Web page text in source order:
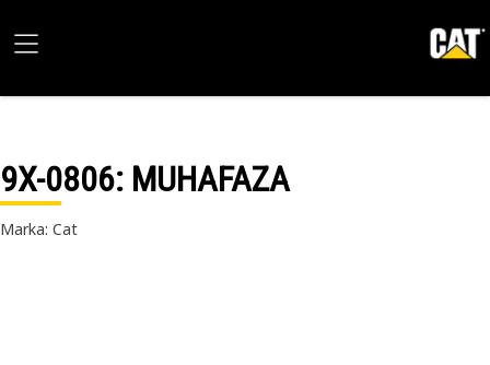
9X-0806: MUHAFAZA
Marka: Cat